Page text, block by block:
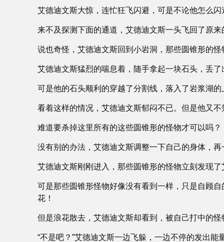
艾德迪文斯大惊，连忙狂飞闪避，可是不论他怎么
来不及探测下面的通道，艾德迪文斯一头飞回了原来
说也奇怪，艾德迪文斯回到小岩洞，那些圆锥形的
艾德迪文斯猛烈的喘息着，随手拿起一块石头，丢了
可是他的石头顺利的穿越了分割线，落入了岩浆湖
看着这样的情况，艾德迪文斯郁闷不已。但是他又
难道要杀掉这里所有的这些圆锥形的怪物才可以吗？
没有别的办法，艾德迪文斯调整一下自己的身体，
艾德迪文斯刚刚进入，那些圆锥形的怪物立刻发现
可是那些圆锥形怪物好像没有看到一样，只是自顾
花！
但是浪花散去，艾德迪文斯却看到，被自己打中的
“不是吧？”艾德迪文斯一边飞躲，一边不停的发出能